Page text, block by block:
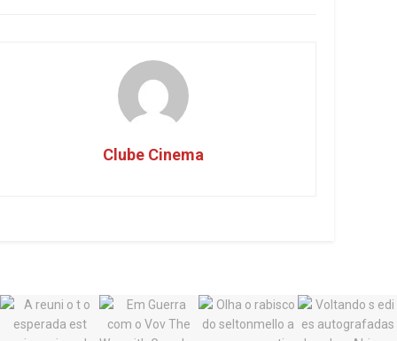
Clube Cinema